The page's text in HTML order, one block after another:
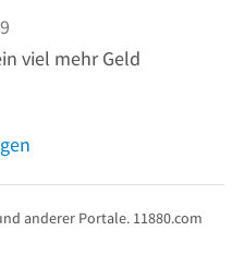
viel mehr Geld
anderer Portale. 11880.com